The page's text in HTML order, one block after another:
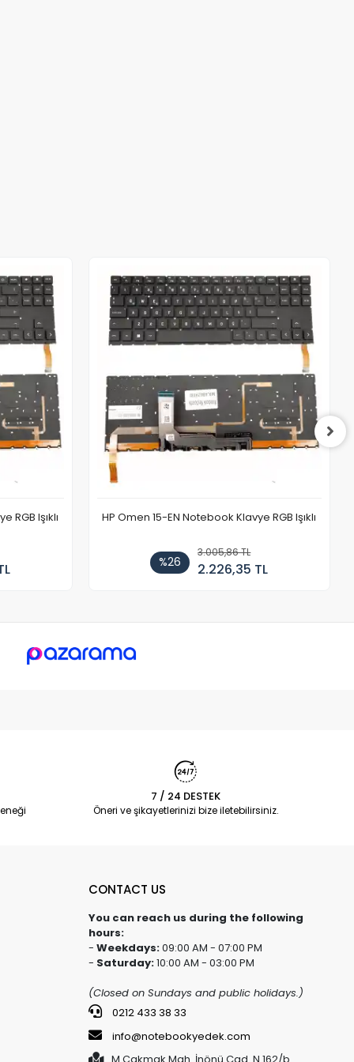
RGB Işıklı HP Omen 15-EN Notebook Klavye RGB Işıklı
%26
3.005,86 TL
2.226,35 TL
7 / 24 DESTEK
Öneri ve şikayetlerinizi bize iletebilirsiniz.
CONTACT US
You can reach us during the following
hours:
- Weekdays:09:00 AM - 07:00 PM
- Saturday:10:00 AM - 03:00 PM
(Closed on Sundays and public holidays.)
0212 433 38 33
info@notebookyedek.com